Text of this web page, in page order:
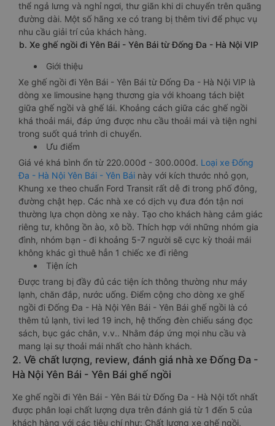
thể ngả lưng và nghỉ ngơi, thư giãn khi di chuyển trên quãng
đường dài. Một số hãng xe có trang bị thêm tivi để phục vụ
nhu cầu giải trí của khách hàng.
b. Xe ghế ngồi đi Yên Bái - Yên Bái từ Đống Đa - Hà Nội VIP
Giới thiệu
Xe ghế ngồi đi Yên Bái - Yên Bái từ Đống Đa - Hà Nội VIP là
dòng xe limousine hạng thương gia với khoang tách biệt
giữa ghế ngồi và ghế lái. Khoảng cách giữa các ghế ngồi
khá thoải mái, đáp ứng được nhu cầu thoải mái và tiện nghi
trong suốt quá trình di chuyển.
Ưu điểm
Giá vé khá bình ổn từ 220.000đ - 300.000đ. Loại xe Đống
Đa - Hà Nội Yên Bái - Yên Bái này với kích thước nhỏ gọn,
Khung xe theo chuẩn Ford Transit rất dễ đi trong phố đông,
đường chật hẹp. Các nhà xe có dịch vụ đưa đón tận nơi
thường lựa chọn dòng xe này. Tạo cho khách hàng cảm giác
riêng tư, không ồn ào, xô bồ. Thích hợp với những nhóm gia
đình, nhóm bạn - đi khoảng 5-7 người sẽ cực kỳ thoải mái
không khác gì thuê hẳn 1 chiếc xe đi riêng
Tiện ích
Được trang bị đầy đủ các tiện ích thông thường như máy
lạnh, chăn đắp, nước uống. Điểm cộng cho dòng xe ghế
ngồi đi Đống Đa - Hà Nội Yên Bái - Yên Bái ghế ngồi là có
thêm tủ lạnh, tivi led 19 inch, hệ thống đèn chiếu sáng đọc
sách, bục gác chân, v.v.. Nhằm đáp ứng mọi nhu cầu và
mang lại sự thoải mái nhất cho hành khách.
2. Về chất lượng, review, đánh giá nhà xe Đống Đa -
Hà Nội Yên Bái - Yên Bái ghế ngồi
Xe ghế ngồi đi Yên Bái - Yên Bái từ Đống Đa - Hà Nội tốt nhất
được phân loại chất lượng dựa trên đánh giá từ 1 đến 5 của
khách hàng với các tiêu chí như: Chất lượng xe ghế ngồi,